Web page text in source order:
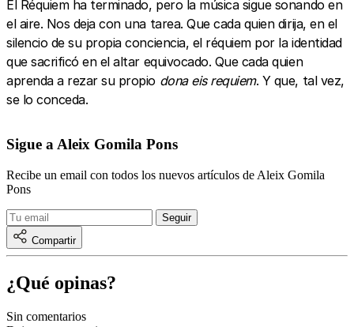
El Réquiem ha terminado, pero la música sigue sonando en
el aire. Nos deja con una tarea. Que cada quien dirija, en el
silencio de su propia conciencia, el réquiem por la identidad
que sacrificó en el altar equivocado. Que cada quien
aprenda a rezar su propio dona eis requiem. Y que, tal vez,
se lo conceda.
Sigue a Aleix Gomila Pons
Recibe un email con todos los nuevos artículos de Aleix Gomila
Pons
Compartir
¿Qué opinas?
Sin comentarios